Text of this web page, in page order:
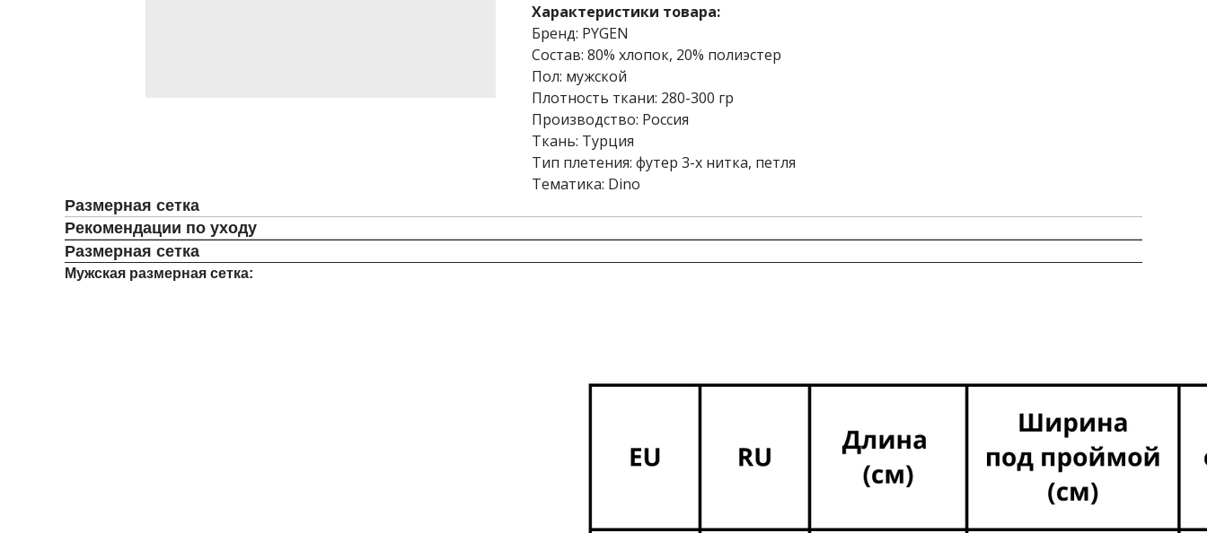
Характеристики товара:
Бренд: PYGEN
Состав: 80% хлопок, 20% полиэстер
Пол: мужской
Плотность ткани: 280-300 гр
Производство: Россия
Ткань: Турция
Тип плетения: футер 3-х нитка, петля
Тематика: Dino
Размерная сетка
Рекомендации по уходу
Размерная сетка
Мужская размерная сетка: